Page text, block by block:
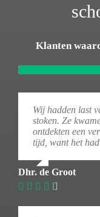
Klanten
Wij hadden last
stoken. Ze
ontdekten een
tijd, want het
Dhr. de Groot